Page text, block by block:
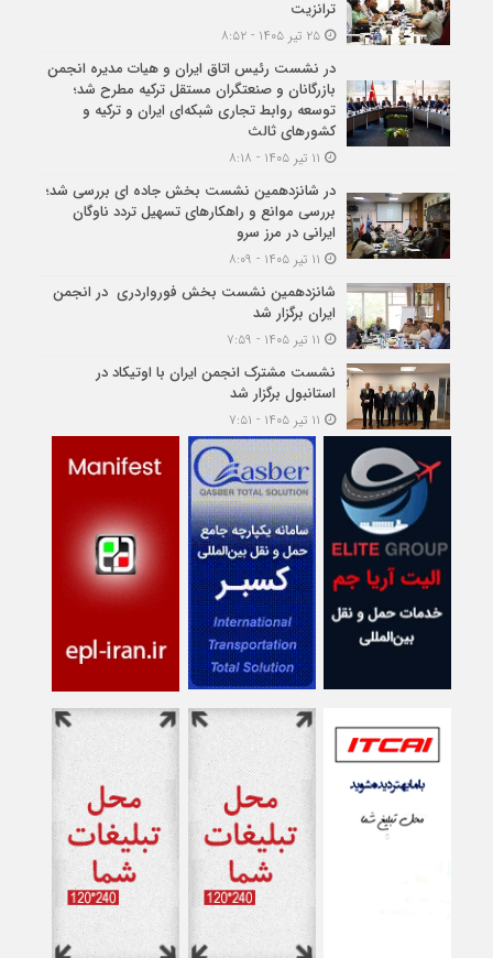
ترانزیت
۲۵ تیر ۱۴۰۵ - ۸:۵۲
در نشست رئیس اتاق ایران و هیات مدیره انجمن
بازرگانان و صنعتگران مستقل ترکیه مطرح شد؛
توسعه روابط تجاری شبکه‌ای ایران و ترکیه و
کشورهای ثالث
در شانزدهمین نشست بخش جاده ای بررسی شد؛
بررسی موانع و راهکارهای تسهیل تردد ناوگان
ایرانی در مرز سرو
شانزدهمین نشست بخش فورواردری در انجمن
ایران برگزار شد
نشست مشترک انجمن ایران با اوتیکاد در
استانبول برگزار شد